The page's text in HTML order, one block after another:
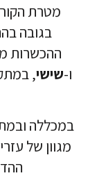
להכשיר
בהתאם
מתבצעות
ייעודי
ההדרכה
עזרים,
ההדרכות באופן